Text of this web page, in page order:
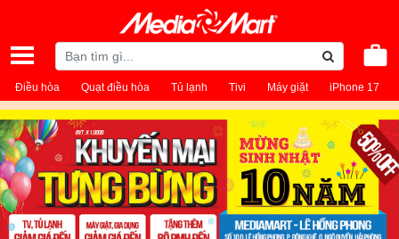
Điều hòa Quạt điều hòa Tủ lạnh Tivi Máy giặt iPhone 17